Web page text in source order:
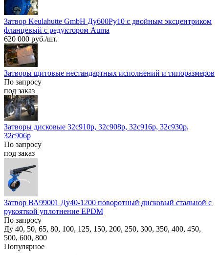
Затвор Keulahutte GmbH Ду600Ру10 с двойным эксцентриком
фланцевый с редуктором Аumа
620 000 руб./шт.
Затворы щитовые нестандартных исполнений и типоразмеров
По запросу
под заказ
Затворы дисковые 32с910р, 32с908р, 32с916р, 32с930р,
32с906р
По запросу
под заказ
Затвор ВА99001 Ду40-1200 поворотный дисковый стальной с
рукояткой уплотнение EPDM
По запросу
Ду 40, 50, 65, 80, 100, 125, 150, 200, 250, 300, 350, 400, 450,
500, 600, 800
Популярное